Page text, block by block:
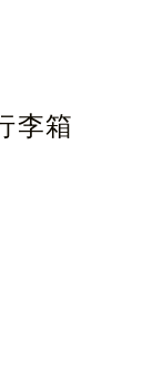
李箱